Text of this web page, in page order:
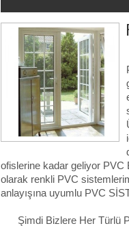
ofislerine kadar geliyor
olarak renkli PVC
anlayışına uyumlu PVC
Şimdi Bizlere Her Türlü